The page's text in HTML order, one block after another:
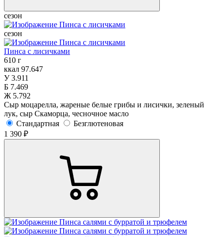
сезон
сезон
Пинса с лисичками
610 г
ккал 97.647
У3.911
Б 7.469
Ж 5.792
Сыр моцарелла, жареные белые грибы и лисички, зеленый
лук, сыр Скаморца, чесночное масло
Стандартная
Безглютеновая
1 390 ₽